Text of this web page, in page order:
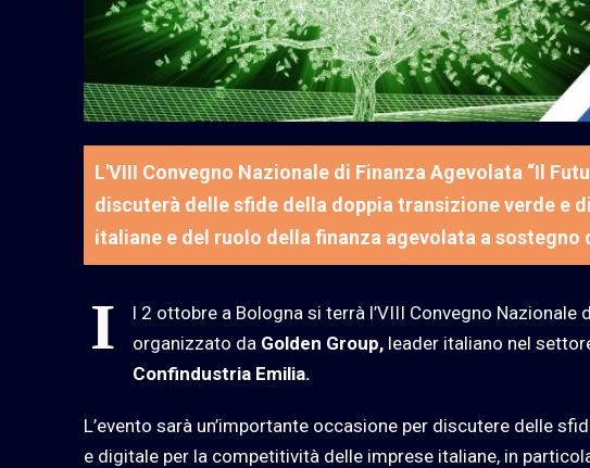
L'VIII Convegno Nazionale di Finanza Agevolata “Il
discuterà delle sfide della doppia transizione verde e
italiane e del ruolo della finanza agevolata a
I l 2 ottobre a Bologna si terrà l’VIII Convegno Nazionale
organizzato da Golden Group, leader italiano nel
Confindustria Emilia.
L’evento sarà un’importante occasione per discutere delle
e digitale per la competitività delle imprese italiane, in